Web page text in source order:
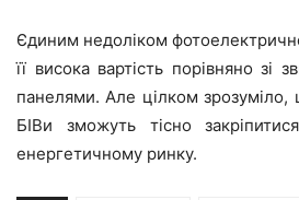
Єдиним недоліком
її висока вартість порівняно зі
панелями. Але цілком зрозуміло,
БІВи зможуть тісно
енергетичному ринку.